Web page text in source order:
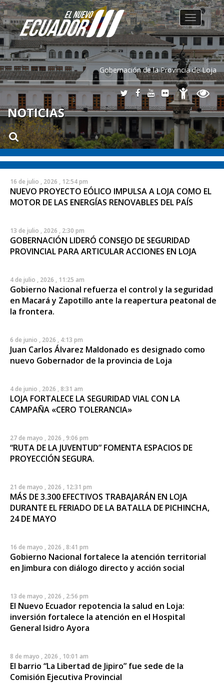
Gobernación de la Provincia de Loja
Toggle
navigation
NOTICIAS
16 de julio , 2026 , 12:54 pm
NUEVO PROYECTO EÓLICO IMPULSA A LOJA COMO EL
MOTOR DE LAS ENERGÍAS RENOVABLES DEL PAÍS
13 de julio , 2026 , 2:30 pm
GOBERNACIÓN LIDERÓ CONSEJO DE SEGURIDAD
PROVINCIAL PARA ARTICULAR ACCIONES EN LOJA
4 de julio , 2026 , 11:25 am
Gobierno Nacional refuerza el control y la seguridad
en Macará y Zapotillo ante la reapertura peatonal de
la frontera.
6 de junio , 2026 , 4:13 pm
Juan Carlos Álvarez Maldonado es designado como
nuevo Gobernador de la provincia de Loja
4 de junio , 2026 , 8:31 am
LOJA FORTALECE LA SEGURIDAD VIAL CON LA
CAMPAÑA «CERO TOLERANCIA»
27 de mayo , 2026 , 9:06 pm
“RUTA DE LA JUVENTUD” FOMENTA ESPACIOS DE
PROYECCIÓN SEGURA.
21 de mayo , 2026 , 12:31 pm
MÁS DE 3.300 EFECTIVOS TRABAJARÁN EN LOJA
DURANTE EL FERIADO DE LA BATALLA DE PICHINCHA,
24 DE MAYO
16 de mayo , 2026 , 8:41 pm
Gobierno Nacional fortalece la atención territorial
en Jimbura con diálogo directo y acción social
13 de mayo , 2026 , 2:56 pm
El Nuevo Ecuador repotencia la salud en Loja:
inversión fortalece la atención en el Hospital
General Isidro Ayora
8 de mayo , 2026 , 10:01 am
El barrio “La Libertad de Jipiro” fue sede de la
Comisión Ejecutiva Provincial